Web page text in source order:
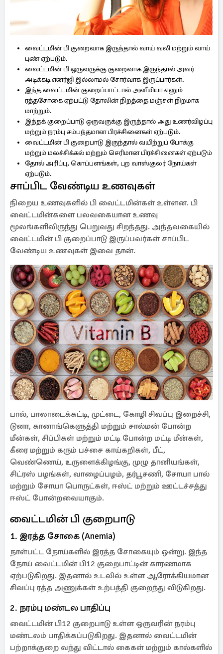
வைட்டமின் பி குறைவாக இருந்தால் வாய் வலி மற்றும் வாய்
புண் ஏற்படும்.
வைட்டமின் பி ஒருவருக்கு குறைவாக இருந்தால் அவர்
அடிக்கடி எனர்ஜி இல்லாமல் சோர்வாக இருப்பார்கள்.
இந்த வைட்டமின் குறைப்பாட்டால் அனீமியா எனும்
ரத்தசோகை ஏற்பட்டு தோலின் நிறத்தை மஞ்சள் நிறமாக
மாற்றும்.
இந்தக் குறைப்பாடு ஒருவருக்கு இருந்தால் அது உணர்விழப்பு
மற்றும் நரம்பு சம்பந்தமான பிரச்சினைகள் ஏற்படும்.
வைட்டமின் பி குறைபாடு இருந்தால் வயிற்றுப் போக்கு
மற்றும் மலச்சிக்கல் மற்றும் செரிமான பிரச்சினைகள் ஏற்படும்
தோல் அரிப்பு, கொப்பளங்கள், புற வாஸ்குலர் நோய்கள்
ஏற்படும்.
சாப்பிட வேண்டிய உணவுகள்
நிறைய உணவுகளில் பி வைட்டமின்கள் உள்ளன. பி
வைட்டமின்களை பலவகையான உணவு
மூலங்களிலிருந்து பெறுவது சிறந்தது. அந்தவகையில்
வைட்டமின் பி குறைப்பாடு இருப்பவர்கள் சாப்பிட
வேண்டிய உணவுகள் இவை தான்.
பால், பாலாடைக்கட்டி, முட்டை, கோழி சிவப்பு இறைச்சி,
டுனா, கானாங்கெளுத்தி மற்றும் சால்மன் போன்ற
மீன்கள், சிப்பிகள் மற்றும் மட்டி போன்ற மட்டி மீன்கள்,
கீரை மற்றும் கரும் பச்சை காய்கறிகள், பீட்,
வெண்ணெய், உருளைக்கிழங்கு, முழு தானியங்கள்,
சிட்ரஸ் பழங்கள், வாழைப்பழம், தர்பூசணி, சோயா பால்
மற்றும் சோயா பொருட்கள், ஈஸ்ட் மற்றும் ஊட்டச்சத்து
ஈஸ்ட் போன்றவையாகும்.
வைட்டமின் பி குறைபாடு
1. இரத்த சோகை (Anemia)
நாள்பட்ட நோய்களில் இரத்த சோகையும் ஒன்று. இந்த
நோய் வைட்டமின் பி12 குறைபாட்டின் காரணமாக
ஏற்படுகிறது. இதனால் உடலில் உள்ள ஆரோக்கியமான
சிவப்பு ரத்த அணுக்கள் உற்பத்தி குறைந்து விடுகிறது.
2. நரம்பு மண்டல பாதிப்பு
வைட்டமின் பி12 குறைபாடு உள்ள ஒருவரின் நரம்பு
மண்டலம் பாதிக்கப்படுகிறது. இதனால் வைட்டமின்
பற்றாக்குறை வந்து விட்டால் கைகள் மற்றும் கால்களில்